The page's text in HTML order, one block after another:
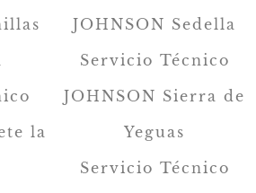
la
JOHNSON Sedella
Servicio Técnico
JOHNSON Sierra de
Yeguas
Servicio Técnico